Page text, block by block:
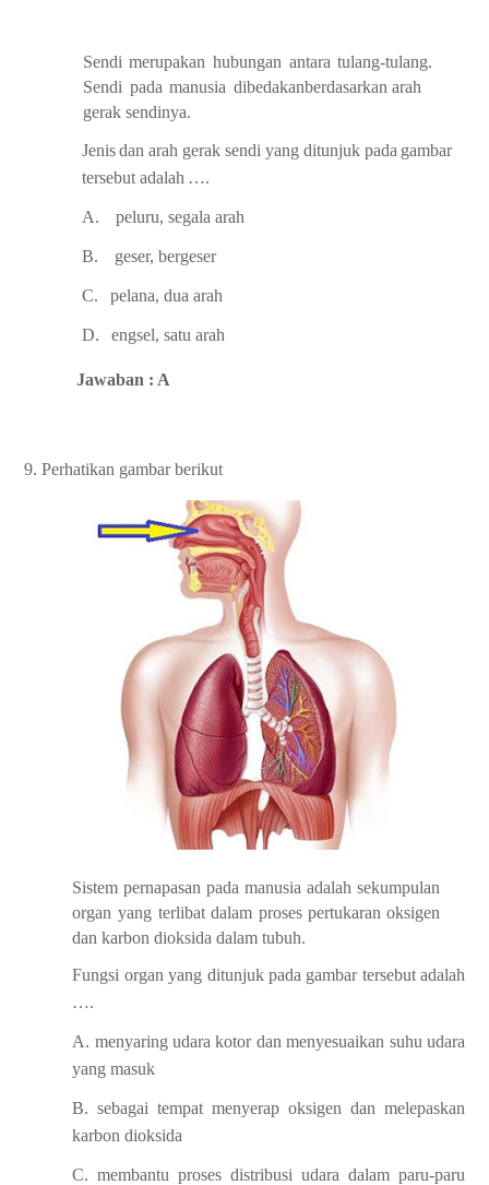
Sendi merupakan hubungan antara tulang-tulang.
Sendi pada manusia dibedakanberdasarkan arah
gerak sendinya.
Jenis dan arah gerak sendi yang ditunjuk pada gambar
tersebut adalah ….
A. peluru, segala arah
B. geser, bergeser
C. pelana, dua arah
D. engsel, satu arah
Jawaban : A
9. Perhatikan gambar berikut
Sistem pernapasan pada manusia adalah sekumpulan
organ yang terlibat dalam proses pertukaran oksigen
dan karbon dioksida dalam tubuh.
Fungsi organ yang ditunjuk pada gambar tersebut adalah
….
A. menyaring udara kotor dan menyesuaikan suhu udara
yang masuk
B. sebagai tempat menyerap oksigen dan melepaskan
karbon dioksida
C. membantu proses distribusi udara dalam paru-paru